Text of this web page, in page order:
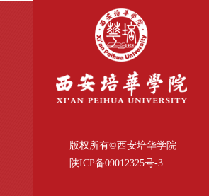
版权所有©西安培华学院
陕ICP备09012325号-3